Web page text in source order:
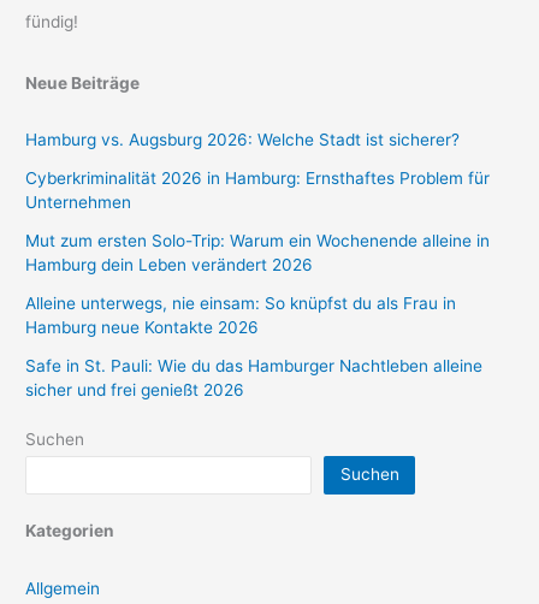
fündig!
Neue Beiträge
Hamburg vs. Augsburg 2026: Welche Stadt ist sicherer?
Cyberkriminalität 2026 in Hamburg: Ernsthaftes Problem für
Unternehmen
Mut zum ersten Solo-Trip: Warum ein Wochenende alleine in
Hamburg dein Leben verändert 2026
Alleine unterwegs, nie einsam: So knüpfst du als Frau in
Hamburg neue Kontakte 2026
Safe in St. Pauli: Wie du das Hamburger Nachtleben alleine
sicher und frei genießt 2026
Suchen
Suchen
Kategorien
Allgemein